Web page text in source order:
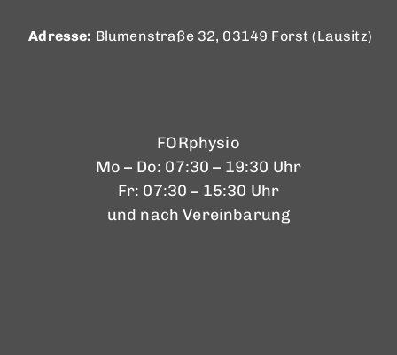
Adresse: Blumenstraße 32, 03149 Forst (Lausitz)
FORphysio
Mo – Do: 07:30 – 19:30 Uhr
Fr: 07:30 – 15:30 Uhr
und nach Vereinbarung